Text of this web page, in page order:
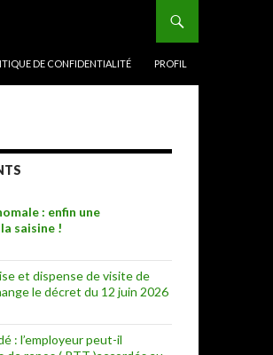
DE CONFIDENTIALITÉ PROFIL
: enfin une
saisine !
et dispense de visite de
le décret du 12 juin 2026
: l’employeur peut-il